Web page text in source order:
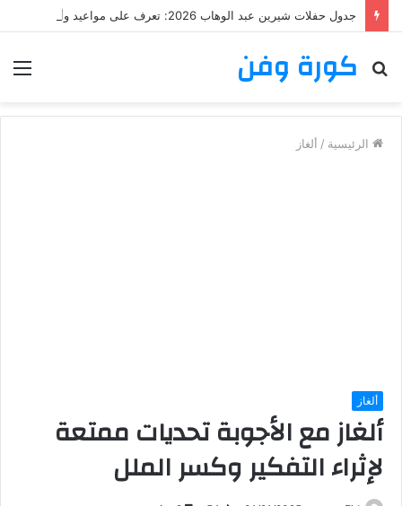
كورة وفن
بحث
الرئيسية / ألغاز
ألغاز
ألغاز مع الأجوبة تحديات ممتعة
لإثراء التفكير وكسر الملل